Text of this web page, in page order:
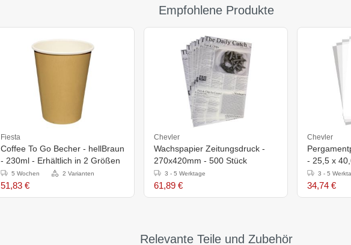
Empfohlene Produkte
Fiesta
Coffee To Go Becher - hellBraun
- 230ml - Erhältlich in 2 Größen
5 Wochen 2 Varianten
51,83 €
Chevler
Wachspapier Zeitungsdruck -
270x420mm - 500 Stück
3 - 5 Werktage
61,89 €
Chevler
- 25,5 x
3 - 5
34,74 €
Relevante Teile und Zubehör